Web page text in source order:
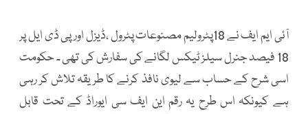
آئی ایم ایف نے 18پٹرولیم مصنوعات پٹرول ،ڈیزل اور پی ڈی ایل پر
18 فیصد جنرل سیلز ٹیکس لگانے کی سفارش کی تھی ۔ حکومت
اسی شرح کے حساب سے لیوی نافذ کرنے کا طریقہ تلاش کر رہی
ہے کیونکہ اس طرح یہ رقم این ایف سی ایوراڈ کے تحت قابل